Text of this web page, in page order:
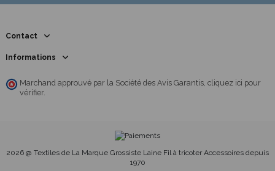
Contact
Informations
Marchand approuvé par la Société des Avis Garantis, cliquez ici pour
vérifier.
2026 @ Textiles de La Marque Grossiste Laine Fil à tricoter Accessoires depuis
1970